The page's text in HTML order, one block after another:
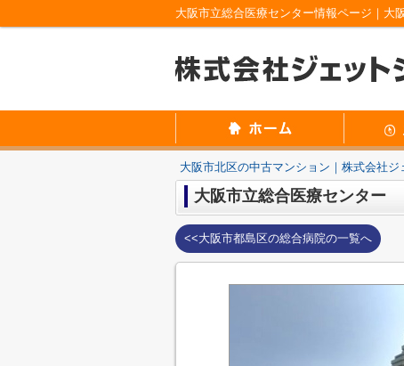
大阪市立総合医療センター情報ページ｜大
大阪市北区の中古マンション｜株式会社ジ
大阪市立総合医療センター
<<大阪市都島区の総合病院の一覧へ